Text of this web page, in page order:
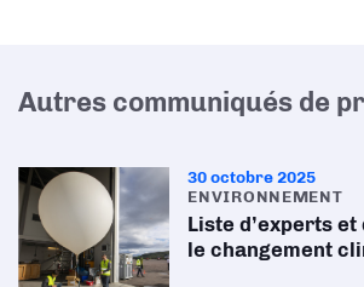
Autres communiqués de
30 octobre 2025
ENVIRONNEMENT
Liste d’experts
le changement